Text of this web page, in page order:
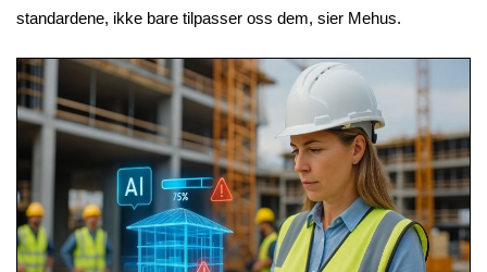
standardene, ikke bare tilpasser oss dem, sier Mehus.